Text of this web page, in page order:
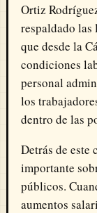
Ortiz
respaldado las
que desde la
condiciones
personal
los
dentro de las
Detrás de este
importante
públicos.
aumentos